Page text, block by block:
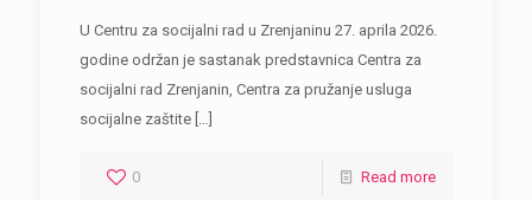
U Centru za socijalni rad u Zrenjaninu 27. aprila 2026.
godine održan je sastanak predstavnica Centra za
socijalni rad Zrenjanin, Centra za pružanje usluga
socijalne zaštite[…]
0 Read more